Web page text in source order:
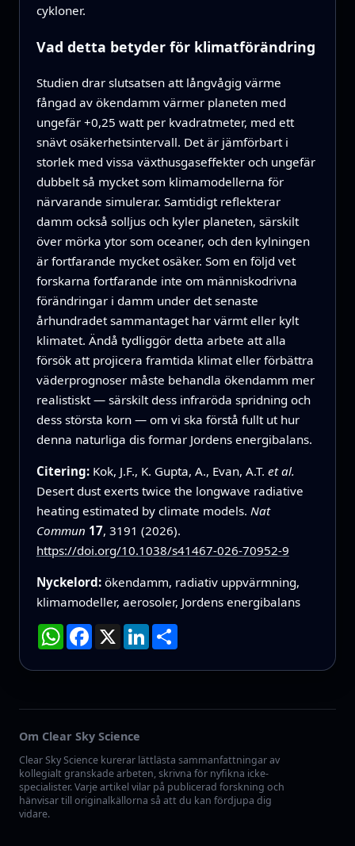
cykloner.
Vad detta betyder för klimatförändring
Studien drar slutsatsen att långvågig värme
fångad av ökendamm värmer planeten med
ungefär +0,25 watt per kvadratmeter, med ett
snävt osäkerhetsintervall. Det är jämförbart i
storlek med vissa växthusgaseffekter och ungefär
dubbelt så mycket som klimamodellerna för
närvarande simulerar. Samtidigt reflekterar
damm också solljus och kyler planeten, särskilt
över mörka ytor som oceaner, och den kylningen
är fortfarande mycket osäker. Som en följd vet
forskarna fortfarande inte om människodrivna
förändringar i damm under det senaste
århundradet sammantaget har värmt eller kylt
klimatet. Ändå tydliggör detta arbete att alla
försök att projicera framtida klimat eller förbättra
väderprognoser måste behandla ökendamm mer
realistiskt — särskilt dess infraröda spridning och
dess största korn — om vi ska förstå fullt ut hur
denna naturliga dis formar Jordens energibalans.
Citering: Kok, J.F., K. Gupta, A., Evan, A.T. et al.
Desert dust exerts twice the longwave radiative
heating estimated by climate models. Nat
Commun 17, 3191 (2026).
https://doi.org/10.1038/s41467-026-70952-9
Nyckelord: ökendamm, radiativ uppvärmning,
klimamodeller, aerosoler, Jordens energibalans
WhatsApp
Facebook
X LinkedIn
Dela
Om Clear Sky Science
Clear Sky Science kurerar lättlästa sammanfattningar av
kollegialt granskade arbeten, skrivna för nyfikna icke-
specialister. Varje artikel vilar på publicerad forskning och
hänvisar till originalkällorna så att du kan fördjupa dig
vidare.